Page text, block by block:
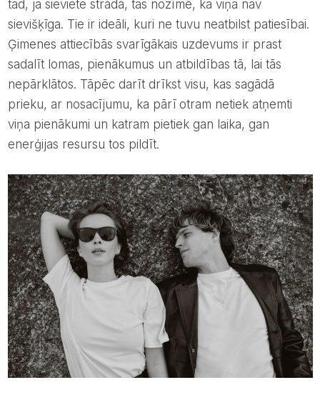
tad, ja sieviete strādā, tas nozīmē, ka viņa nav
sievišķīga. Tie ir ideāli, kuri ne tuvu neatbilst patiesībai.
Ģimenes attiecībās svarīgākais uzdevums ir prast
sadalīt lomas, pienākumus un atbildības tā, lai tās
nepārklātos. Tāpēc darīt drīkst visu, kas sagādā
prieku, ar nosacījumu, ka pārī otram netiek atņemti
viņa pienākumi un katram pietiek gan laika, gan
enerģijas resursu tos pildīt.